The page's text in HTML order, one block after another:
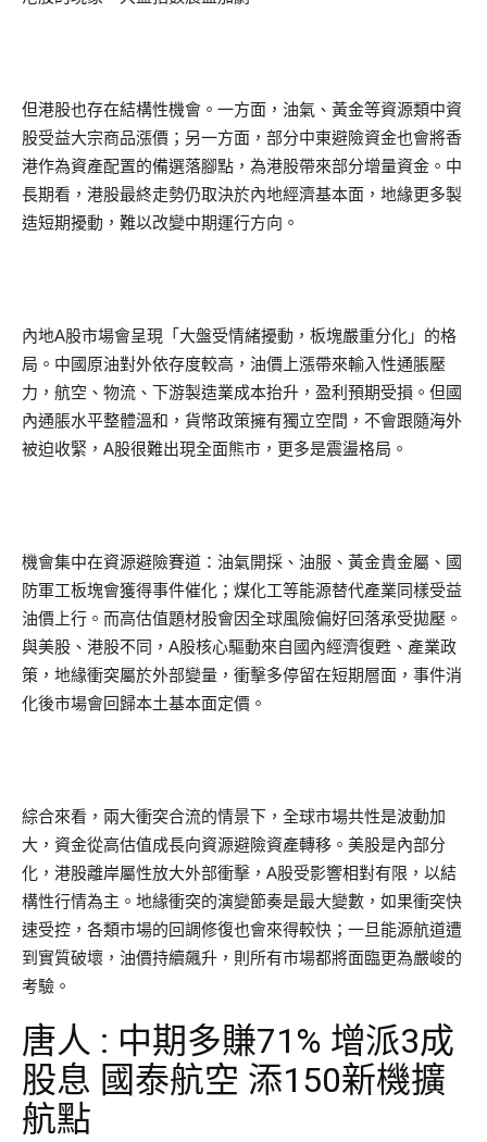
但港股也存在結構性機會。一方面，油氣、黃金等資源類中資
股受益大宗商品漲價；另一方面，部分中東避險資金也會將香
港作為資產配置的備選落腳點，為港股帶來部分增量資金。中
長期看，港股最終走勢仍取決於內地經濟基本面，地緣更多製
造短期擾動，難以改變中期運行方向。
內地A股市場會呈現「大盤受情緒擾動，板塊嚴重分化」的格
局。中國原油對外依存度較高，油價上漲帶來輸入性通脹壓
力，航空、物流、下游製造業成本抬升，盈利預期受損。但國
內通脹水平整體溫和，貨幣政策擁有獨立空間，不會跟隨海外
被迫收緊，A股很難出現全面熊市，更多是震盪格局。
機會集中在資源避險賽道：油氣開採、油服、黃金貴金屬、國
防軍工板塊會獲得事件催化；煤化工等能源替代產業同樣受益
油價上行。而高估值題材股會因全球風險偏好回落承受拋壓。
與美股、港股不同，A股核心驅動來自國內經濟復甦、產業政
策，地緣衝突屬於外部變量，衝擊多停留在短期層面，事件消
化後市場會回歸本土基本面定價。
綜合來看，兩大衝突合流的情景下，全球市場共性是波動加
大，資金從高估值成長向資源避險資產轉移。美股是內部分
化，港股離岸屬性放大外部衝擊，A股受影響相對有限，以結
構性行情為主。地緣衝突的演變節奏是最大變數，如果衝突快
速受控，各類市場的回調修復也會來得較快；一旦能源航道遭
到實質破壞，油價持續飆升，則所有市場都將面臨更為嚴峻的
考驗。
唐人 : 中期多賺71% 增派3成
股息 國泰航空 添150新機擴
航點